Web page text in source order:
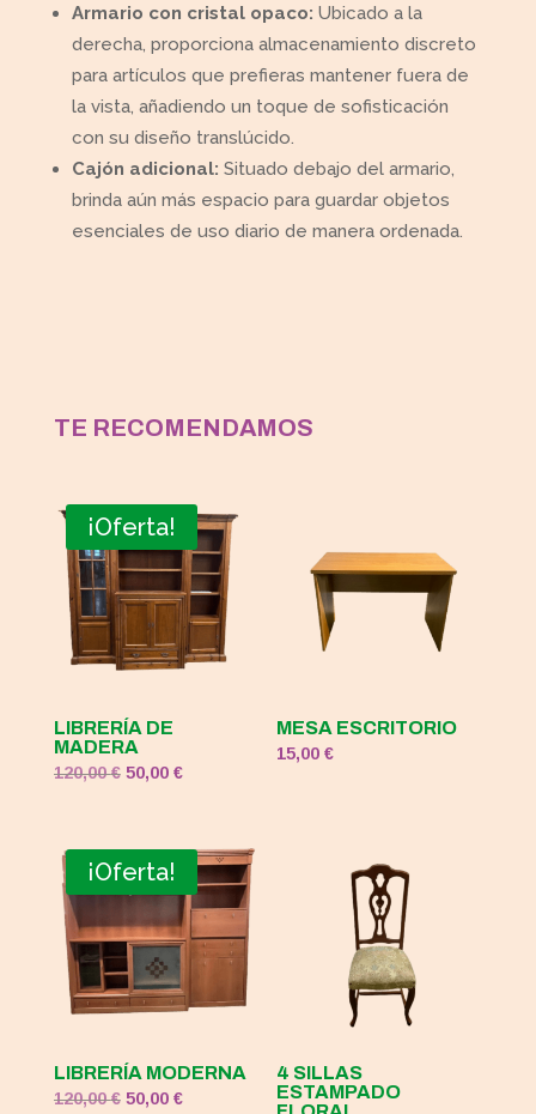
Armario con cristal opaco: Ubicado a la
derecha, proporciona almacenamiento discreto
para artículos que prefieras mantener fuera de
la vista, añadiendo un toque de sofisticación
con su diseño translúcido.
Cajón adicional: Situado debajo del armario,
brinda aún más espacio para guardar objetos
esenciales de uso diario de manera ordenada.
TE RECOMENDAMOS
¡Oferta!
LIBRERÍA DE
MADERA
120,00€ El
era:
120,00 €.
50,00 €El
es:
50,00 €.
MESA ESCRITORIO
15,00€
¡Oferta!
LIBRERÍA MODERNA
120,00€ El
50,00 €El
4 SILLAS
ESTAMPADO